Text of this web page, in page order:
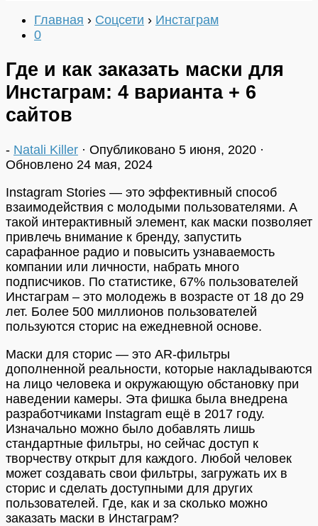
Главная › Соцсети › Инстаграм
0
Где и как заказать маски для
Инстаграм: 4 варианта + 6
сайтов
- Natali Killer · Опубликовано 5 июня, 2020 ·
Обновлено 24 мая, 2024
Instagram Stories — это эффективный способ
взаимодействия с молодыми пользователями. А
такой интерактивный элемент, как маски позволяет
привлечь внимание к бренду, запустить
сарафанное радио и повысить узнаваемость
компании или личности, набрать много
подписчиков. По статистике, 67% пользователей
Инстаграм – это молодежь в возрасте от 18 до 29
лет. Более 500 миллионов пользователей
пользуются сторис на ежедневной основе.
Маски для сторис — это AR-фильтры
дополненной реальности, которые накладываются
на лицо человека и окружающую обстановку при
наведении камеры. Эта фишка была внедрена
разработчиками Instagram ещё в 2017 году.
Изначально можно было добавлять лишь
стандартные фильтры, но сейчас доступ к
творчеству открыт для каждого. Любой человек
может создавать свои фильтры, загружать их в
сторис и сделать доступными для других
пользователей. Где, как и за сколько можно
заказать маски в Инстаграм?